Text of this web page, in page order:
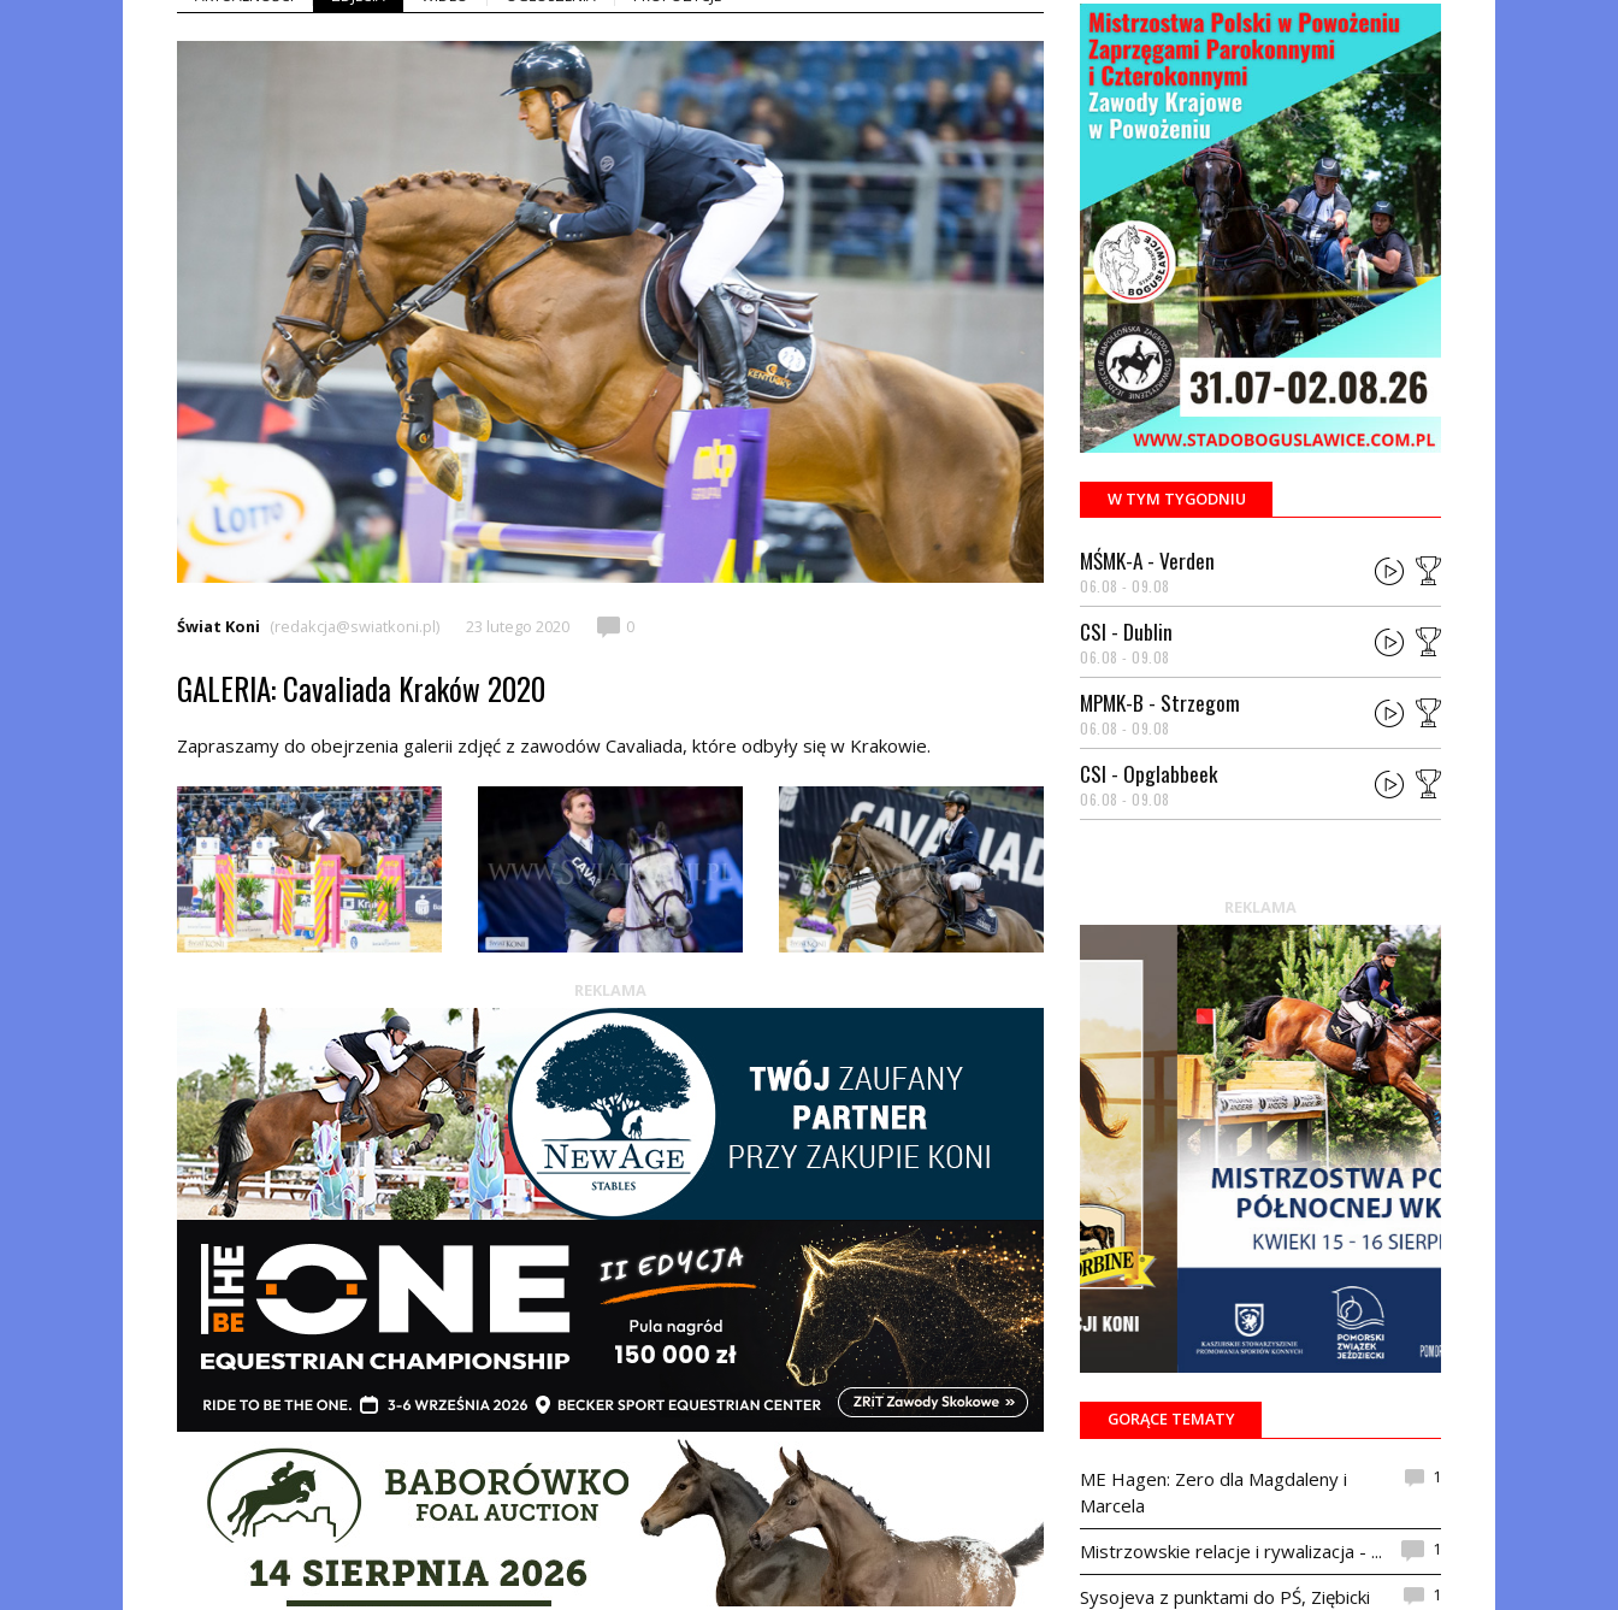
Świat Koni (redakcja@swiatkoni.pl) 23 lutego 2020 0
GALERIA: Cavaliada Kraków 2020
Zapraszamy do obejrzenia galerii zdjęć z zawodów Cavaliada, które odbyły się w Krakowie.
REKLAMA
W TYM TYGODNIU
MŚMK-A - Verden
06.08 - 09.08
CSI - Dublin
06.08 - 09.08
MPMK-B - Strzegom
06.08 - 09.08
CSI - Opglabbeek
06.08 - 09.08
REKLAMA
GORĄCE TEMATY
ME Hagen: Zero dla Magdaleny i
Marcela
1
Mistrzowskie relacje i rywalizacja - ... 1
Sysojeva z punktami do PŚ, Ziębicki
1